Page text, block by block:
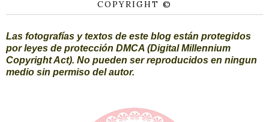
COPYRIGHT ©
Las fotografías y textos de este blog están protegidos
por leyes de protección DMCA (Digital Millennium
Copyright Act). No pueden ser reproducidos en ningun
medio sin permiso del autor.